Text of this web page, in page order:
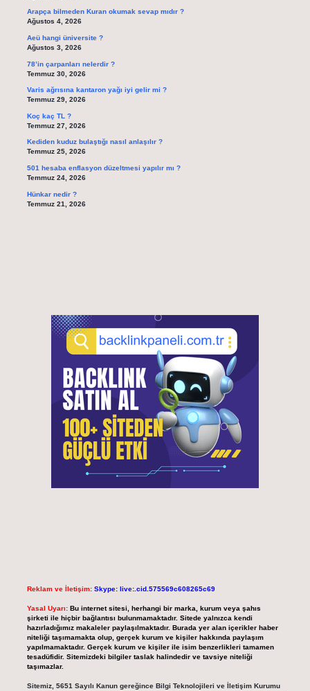
Arapça bilmeden Kuran okumak sevap mıdır ?
Ağustos 4, 2026
Aeü hangi üniversite ?
Ağustos 3, 2026
78’in çarpanları nelerdir ?
Temmuz 30, 2026
Varis ağrısına kantaron yağı iyi gelir mi ?
Temmuz 29, 2026
Koç kaç TL ?
Temmuz 27, 2026
Kediden kuduz bulaştığı nasıl anlaşılır ?
Temmuz 25, 2026
501 hesaba enflasyon düzeltmesi yapılır mı ?
Temmuz 24, 2026
Hünkar nedir ?
Temmuz 21, 2026
Reklam ve İletişim: Skype: live:.cid.575569c608265c69
Yasal Uyarı: Bu internet sitesi, herhangi bir marka, kurum veya şahıs
şirketi ile hiçbir bağlantısı bulunmamaktadır. Sitede yalnızca kendi
hazırladığımız makaleler paylaşılmaktadır. Burada yer alan içerikler haber
niteliği taşımamakta olup, gerçek kurum ve kişiler hakkında paylaşım
yapılmamaktadır. Gerçek kurum ve kişiler ile isim benzerlikleri tamamen
tesadüfidir. Sitemizdeki bilgiler taslak halindedir ve tavsiye niteliği
taşımazlar.
Sitemiz, 5651 Sayılı Kanun gereğince Bilgi Teknolojileri ve İletişim Kurumu